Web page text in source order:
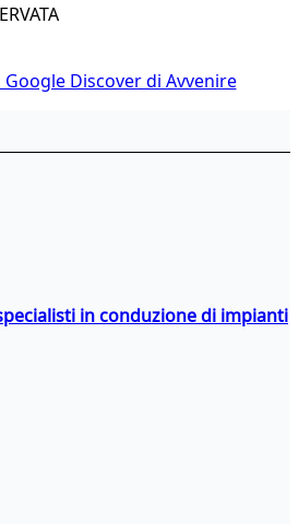
Discover di Avvenire
in conduzione di impianti